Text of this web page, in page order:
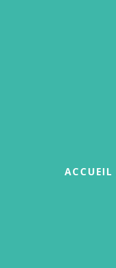
ACCUEIL